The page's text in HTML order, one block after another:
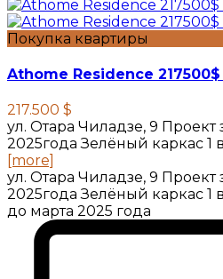
Покупка квартиры
Athome Residence
217.500 $
ул. Отара Чиладзе, 9 Проект
2025года Зелёный каркас 1
[more]
ул. Отара Чиладзе, 9 Проект
2025года Зелёный каркас 1
до марта 2025 года